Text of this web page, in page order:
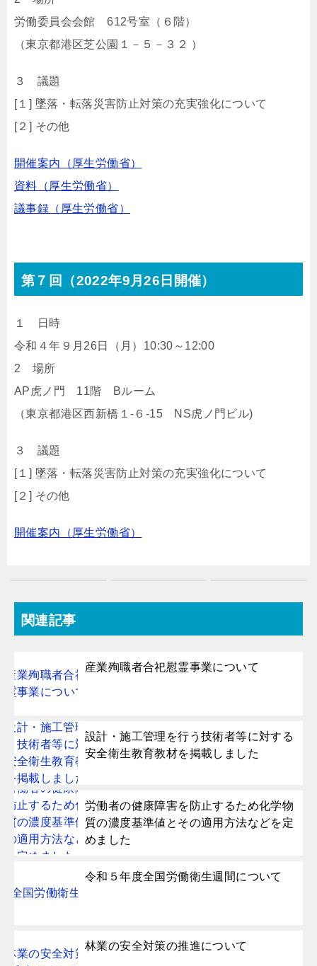
労働委員会会館 612号室（６階）
（東京都港区芝公園１－５－３２ ）
３ 議題
[１] 墜落・転落災害防止対策の充実強化について
[２] その他
開催案内（厚生労働省）
資料（厚生労働省）
議事録（厚生労働省）
第７回（2022年9月26日開催）
１ 日時
令和４年９月26日（月）10:30～12:00
2 場所
AP虎ノ門 11階 Bルーム
（東京都港区西新橋１-６-15 NS虎ノ門ビル)
３ 議題
[１] 墜落・転落災害防止対策の充実強化について
[２] その他
開催案内（厚生労働省）
関連記事
産業殉職者合祀慰霊事業について
設計・施工管理を行う技術者等に対する
安全衛生教育教材を掲載しました
労働者の健康障害を防止するため化学物
質の濃度基準値とその適用方法などを定
めました
令和５年度全国労働衛生週間について
林業の安全対策の推進について